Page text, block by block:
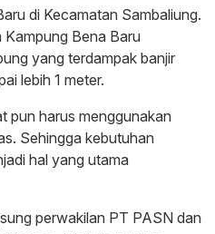
di Kecamatan Sambaliung.
Kampung Bena Baru
yang terdampak banjir
lebih 1 meter.
pun harus menggunakan
Sehingga kebutuhan
hal yang utama
perwakilan PT PASN dan